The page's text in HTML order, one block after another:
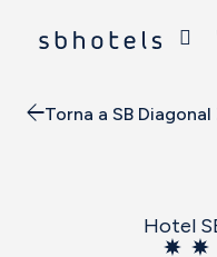
Torna a SB Diagonal
Hotel